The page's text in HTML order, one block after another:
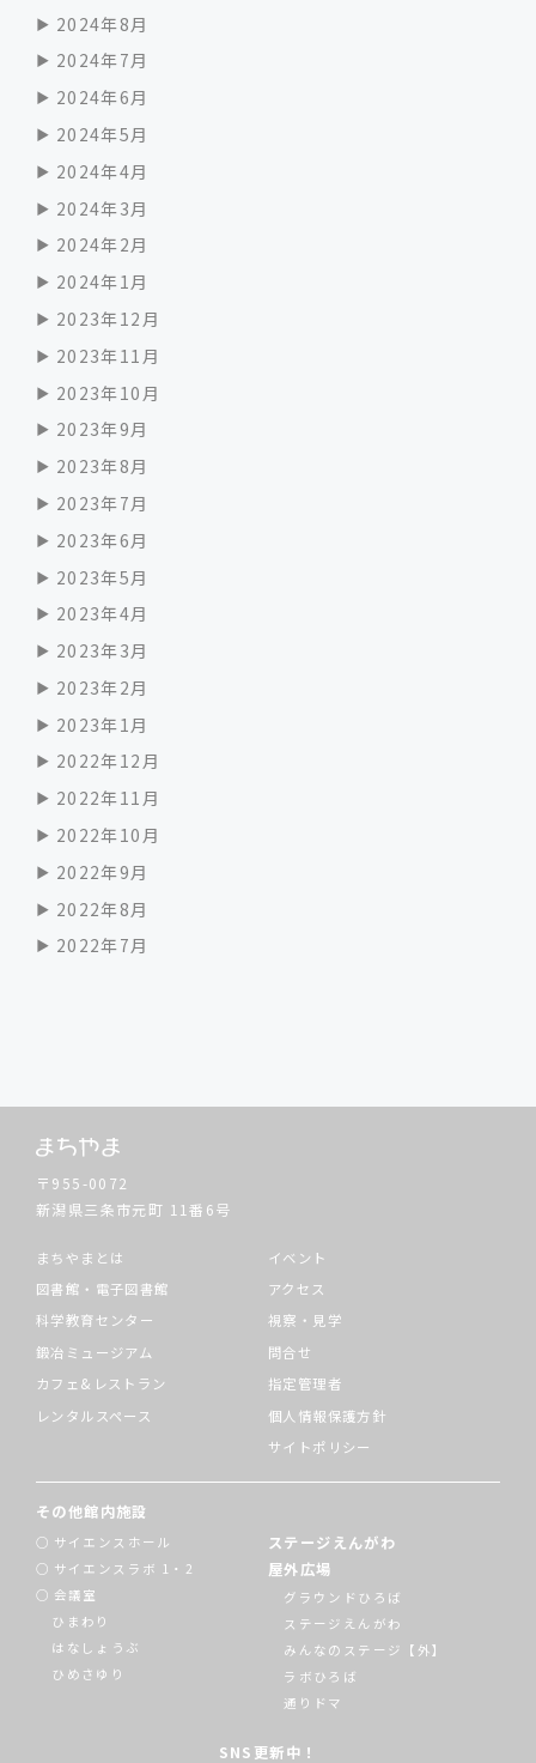
2024年8月
2024年7月
2024年6月
2024年5月
2024年4月
2024年3月
2024年2月
2024年1月
2023年12月
2023年11月
2023年10月
2023年9月
2023年8月
2023年7月
2023年6月
2023年5月
2023年4月
2023年3月
2023年2月
2023年1月
2022年12月
2022年11月
2022年10月
2022年9月
2022年8月
2022年7月
〒955-0072
新潟県三条市元町 11番6号
まちやまとは
図書館・電子図書館
科学教育センター
鍛冶ミュージアム
カフェ&レストラン
レンタルスペース
イベント
アクセス
視察・見学
問合せ
指定管理者
個人情報保護方針
サイトポリシー
その他館内施設
サイエンスホール
サイエンスラボ 1・2
会議室
ひまわり
はなしょうぶ
ひめさゆり
ステージえんがわ
屋外広場
グラウンドひろば
ステージえんがわ
みんなのステージ【外】
ラボひろば
通りドマ
SNS更新中！